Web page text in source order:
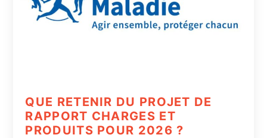
QUE RETENIR DU PROJET DE
RAPPORT CHARGES ET
PRODUITS POUR 2026 ?